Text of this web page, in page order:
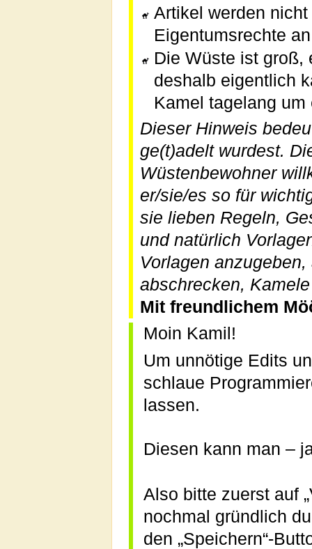
Artikel werden
Eigentumsrechte
Die Wüste ist
deshalb eigentlich
Kamel tagelang
Dieser Hinweis
ge(t)adelt wurdest.
Wüstenbewohner
er/sie/es so für
sie lieben Regeln,
und natürlich
Vorlagen
abschrecken,
Mit freundlichem
Moin Kamil!
Um unnötige Edits
schlaue
lassen.
Diesen kann man –
Also bitte zuerst auf
nochmal gründlich
den „Speichern“-